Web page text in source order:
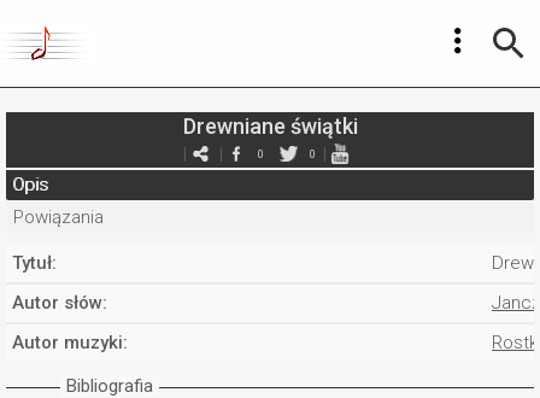
Drewniane świątki
0 0
Opis
Powiązania
Tytuł:
Autor słów:
Autor muzyki:
Bibliografia